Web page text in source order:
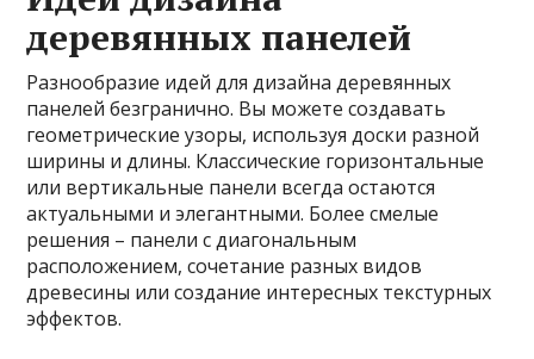
деревянных панелей
Разнообразие идей для дизайна деревянных
панелей безгранично. Вы можете создавать
геометрические узоры, используя доски разной
ширины и длины. Классические горизонтальные
или вертикальные панели всегда остаются
актуальными и элегантными. Более смелые
решения – панели с диагональным
расположением, сочетание разных видов
древесины или создание интересных текстурных
эффектов.